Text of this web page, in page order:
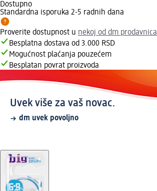
Dostupno
Standardna isporuka 2-5 radnih dana
Proverite dostupnost u nekoj od dm prodavnica
Besplatna dostava od 3.000 RSD
Mogućnost plaćanja pouzećem
Besplatan povrat proizvoda
Uvek više za vaš novac.
dm uvek povoljno